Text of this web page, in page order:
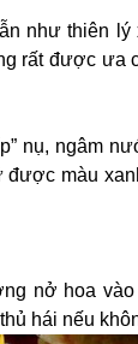
như thiên
rất được ưa
nụ, ngâm
màu
nở hoa
hái nếu